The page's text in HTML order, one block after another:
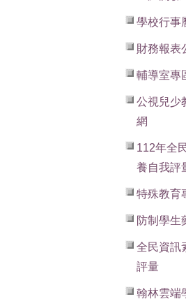
學校行事
財務報表
輔導室專
公視兒少
網
112年全
養自我評
特殊教育
防制學生
全民資訊
評量
翰林雲端